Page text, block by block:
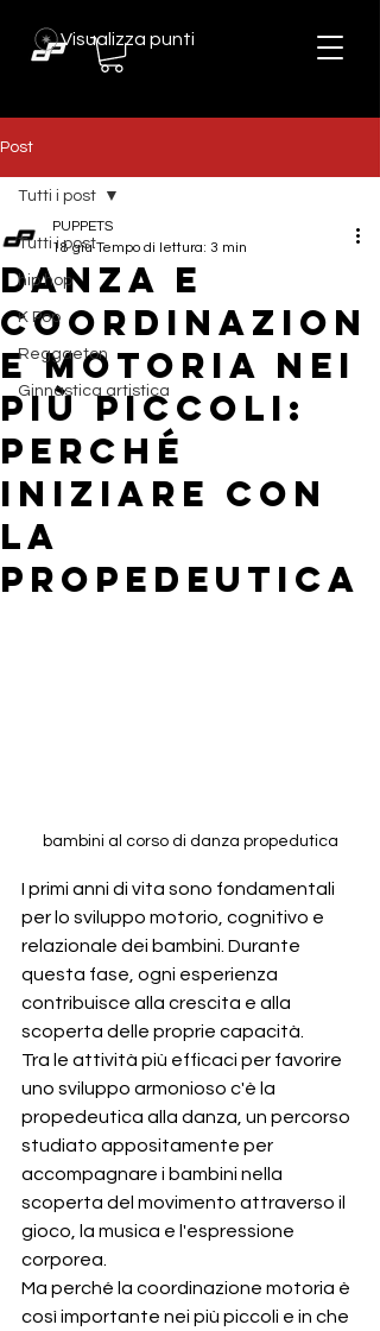
Visualizza punti
Post
Tutti i post
hip hop
K Pop
Reggaeton
Ginnastica artistica
Tutti i post
Danza e
coordinazion
e motoria nei
più piccoli:
perché
iniziare con
la
propedeutica
PUPPETS
18 giu Tempo di lettura: 3 min
bambini al corso di danza propedutica
I primi anni di vita sono fondamentali
per lo sviluppo motorio, cognitivo e
relazionale dei bambini. Durante
questa fase, ogni esperienza
contribuisce alla crescita e alla
scoperta delle proprie capacità.
Tra le attività più efficaci per favorire
uno sviluppo armonioso c'è la
propedeutica alla danza, un percorso
studiato appositamente per
accompagnare i bambini nella
scoperta del movimento attraverso il
gioco, la musica e l'espressione
corporea.
Ma perché la coordinazione motoria è
così importante nei più piccoli e in che